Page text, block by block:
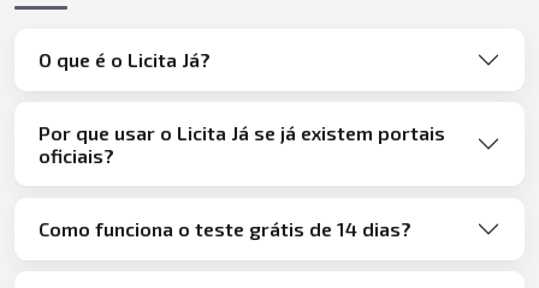
O que é o Licita Já?
Por que usar o Licita Já se já existem portais
oficiais?
Como funciona o teste grátis de 14 dias?